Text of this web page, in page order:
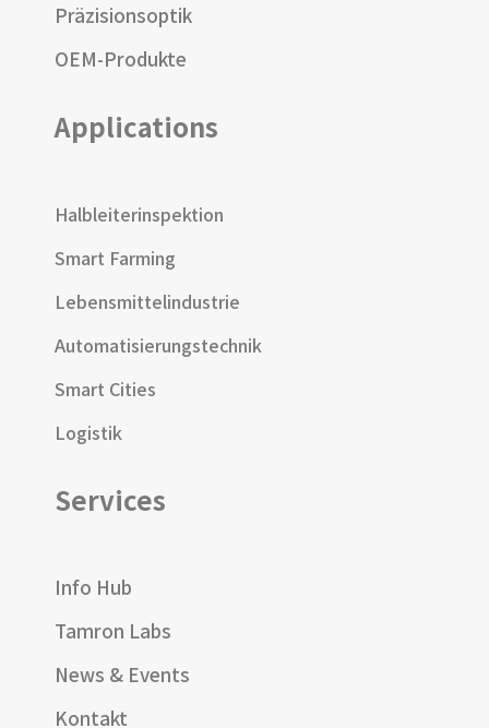
Präzisionsoptik
OEM-Produkte
Applications
Halbleiterinspektion
Smart Farming
Lebensmittelindustrie
Automatisierungstechnik
Smart Cities
Logistik
Services
Info Hub
Tamron Labs
News & Events
Kontakt